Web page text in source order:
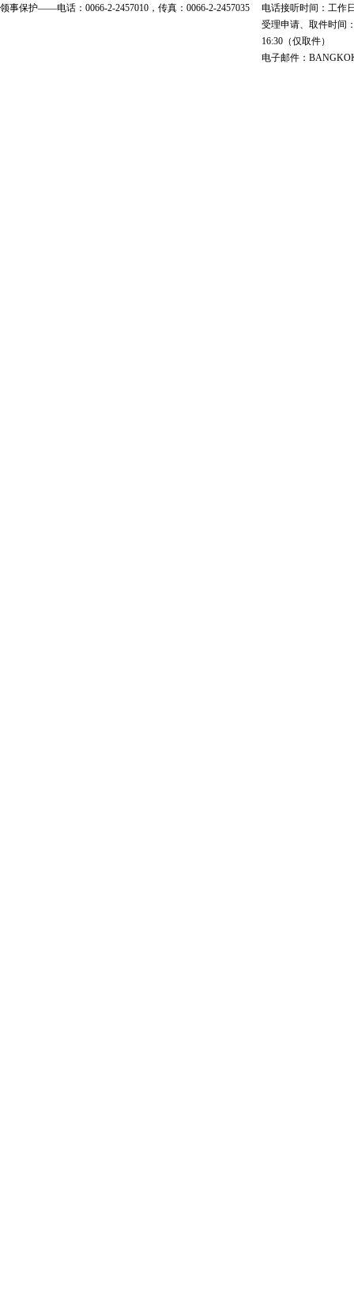
领事保护——电话：0066-2-2457010，传真：0066-2-2457035
电话接听时间：工作
受理申请、取件时间
16:30（仅取件）
电子邮件：